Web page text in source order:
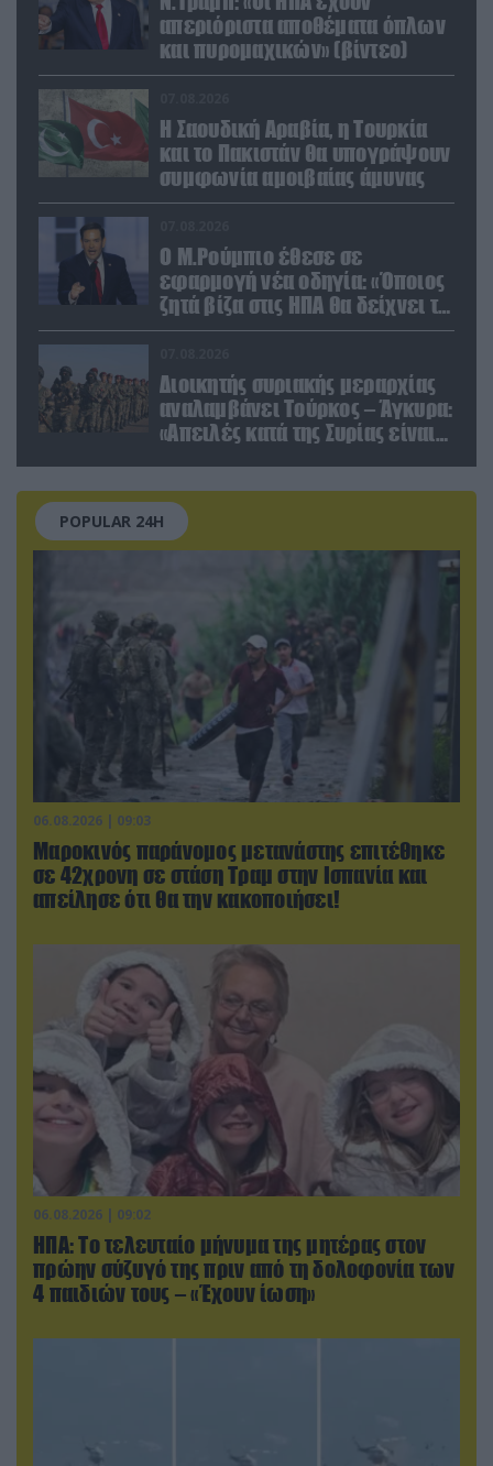
απεριόριστα αποθέματα όπλων
και πυρομαχικών» (βίντεο)
Η Σαουδική Αραβία, η Τουρκία
και το Πακιστάν θα υπογράψουν
συμφωνία αμοιβαίας άμυνας
Ο Μ.Ρούμπιο έθεσε σε
εφαρμογή νέα οδηγία: «Όποιος
ζητά βίζα στις ΗΠΑ θα δείχνει τα
social media – Τίποτα κρυφό»
Διοικητής συριακής μεραρχίας
αναλαμβάνει Τούρκος – Άγκυρα:
«Απειλές κατά της Συρίας είναι
POPULAR 24H
06.08.2026 | 09:03
Μαροκινός παράνομος μετανάστης επιτέθηκε
σε 42χρονη σε στάση Τραμ στην Ισπανία και
απείλησε ότι θα την κακοποιήσει!
06.08.2026 | 09:02
ΗΠΑ: Το τελευταίο μήνυμα της μητέρας στον
πρώην σύζυγό της πριν από τη δολοφονία των
4 παιδιών τους – «Έχουν ίωση»